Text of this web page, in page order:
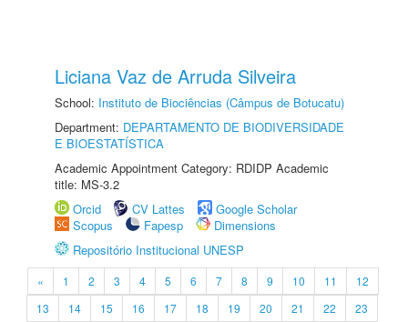
Liciana Vaz de Arruda Silveira
School: Instituto de Biociências (Câmpus de Botucatu)
Department: DEPARTAMENTO DE BIODIVERSIDADE
E BIOESTATÍSTICA
Academic Appointment Category: RDIDP Academic
title: MS-3.2
Orcid
CV Lattes
Google Scholar
Scopus
Fapesp
Dimensions
Repositório Institucional UNESP
« 1 2 3 4 5 6 7 8 9 10 11
12
13
14 15 16 17 18 19 20 21 22
23